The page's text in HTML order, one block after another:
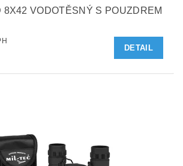
8X42 VODOTĚSNÝ S POUZDREM
DETAIL